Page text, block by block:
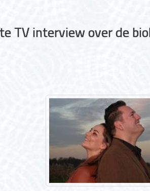
TV interview over de